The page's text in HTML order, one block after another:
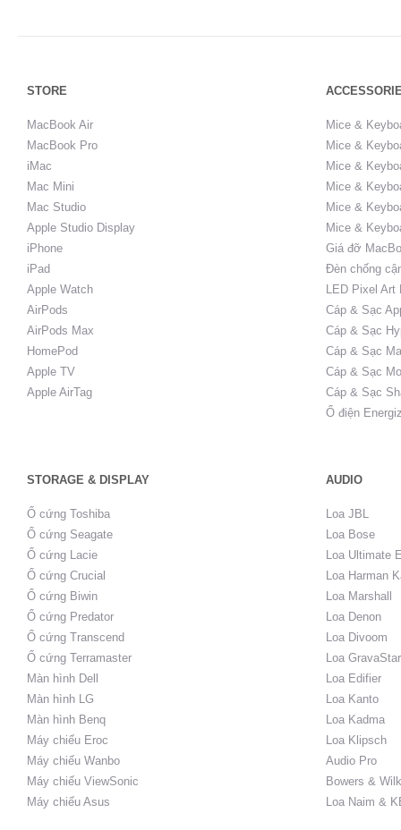
STORE
MacBook Air
MacBook Pro
iMac
Mac Mini
Mac Studio
Apple Studio Display
iPhone
iPad
Apple Watch
AirPods
AirPods Max
HomePod
Apple TV
Apple AirTag
Mice &
Mice &
Mice &
Mice &
Mice &
Mice &
Giá đỡ
Đèn chống
LED Pixel Art
Cáp & Sạc
Cáp & Sạc
Cáp & Sạc
Cáp & Sạc
Cáp & Sạc
Ổ điện
STORAGE & DISPLAY AUDIO
Ổ cứng Toshiba
Ổ cứng Seagate
Ổ cứng Lacie
Ổ cứng Crucial
Ổ cứng Biwin
Ổ cứng Predator
Ổ cứng Transcend
Ổ cứng Terramaster
Màn hình Dell
Màn hình LG
Màn hình Benq
Máy chiếu Eroc
Máy chiếu Wanbo
Máy chiếu ViewSonic
Máy chiếu Asus
Loa JBL
Loa Bose
Loa Ultimate
Loa Harman
Loa Marshall
Loa Denon
Loa Divoom
Loa GravaStar
Loa Edifier
Loa Kanto
Loa Kadma
Loa Klipsch
Audio Pro
Bowers &
Loa Naim &